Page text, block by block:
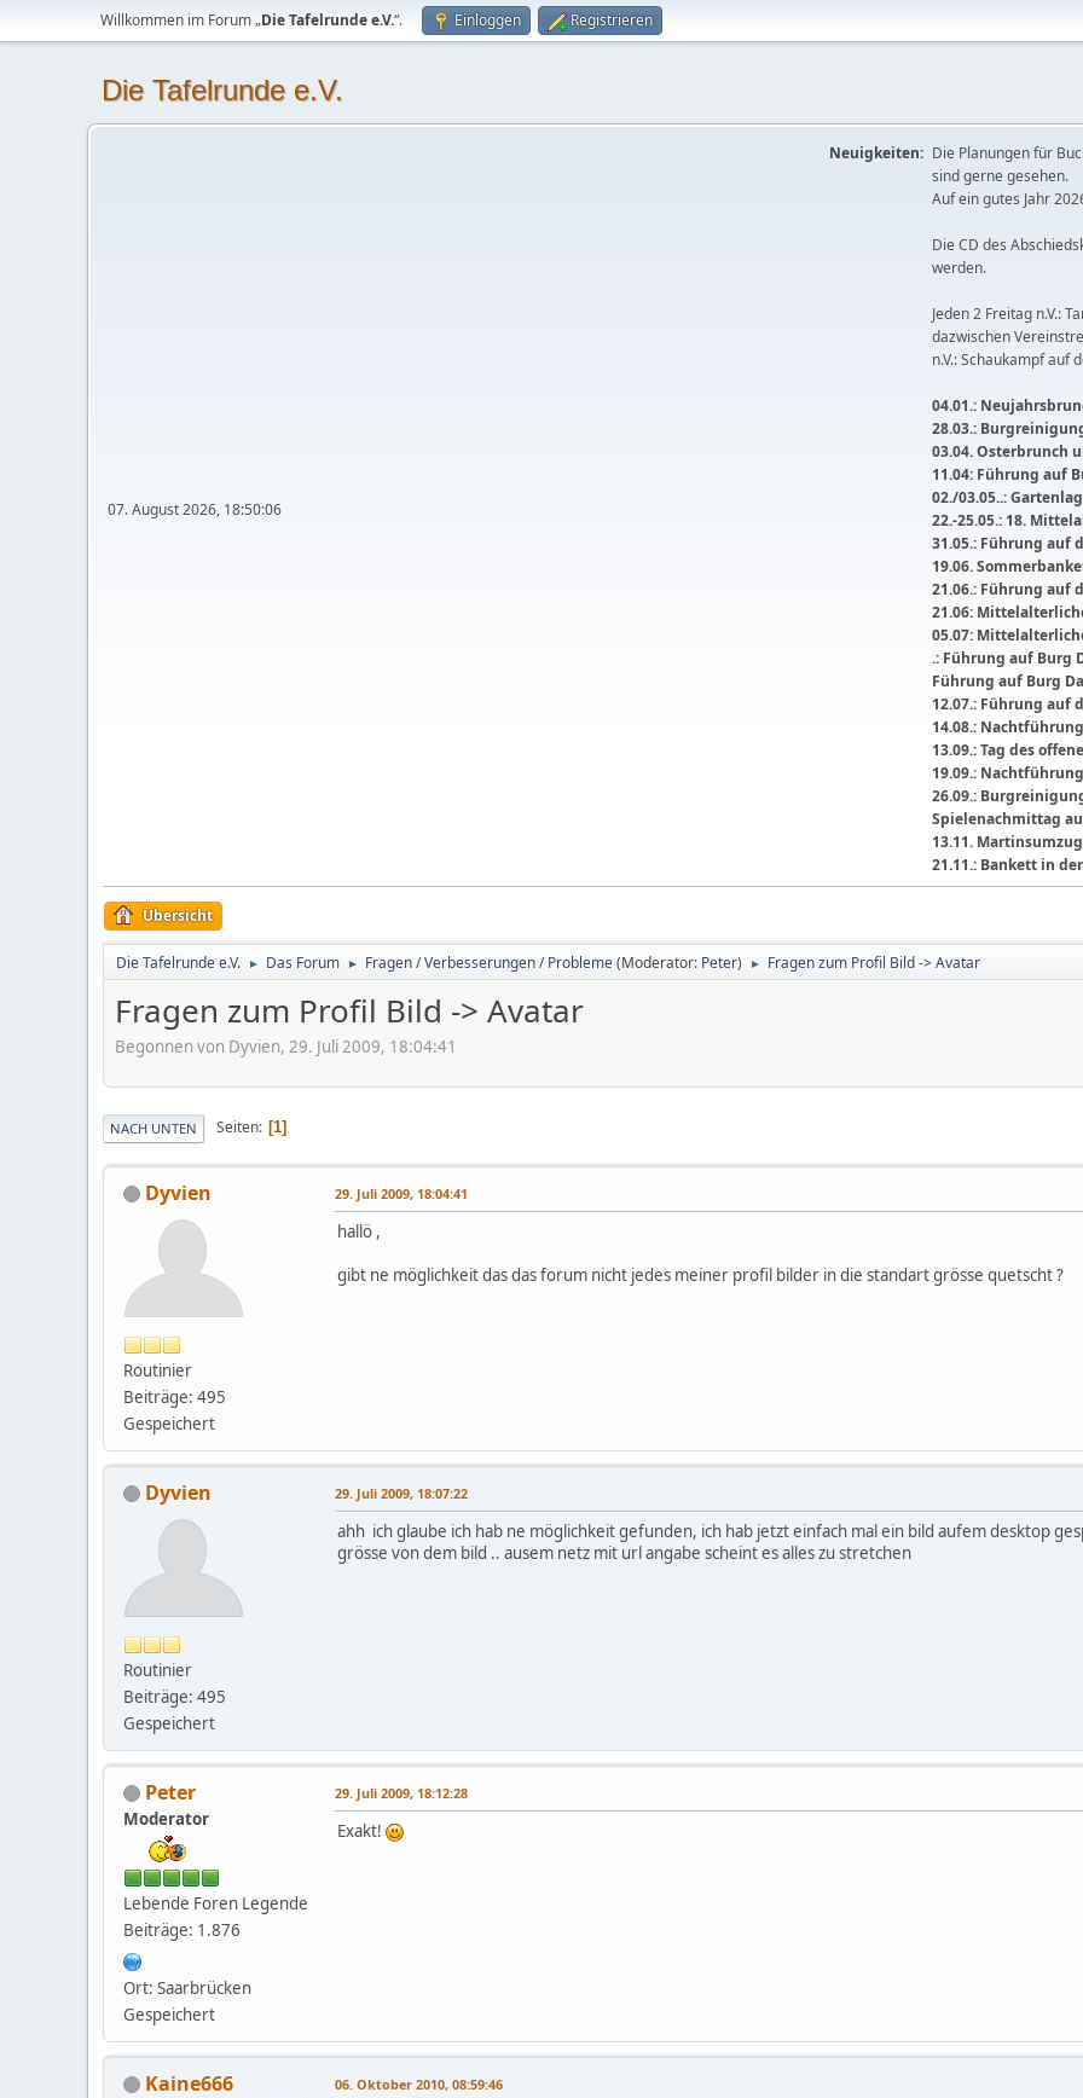
Willkommen im Forum „Die Tafelrunde e.V.“. Einloggen Registrieren
Die Tafelrunde e.V.
07. August 2026, 18:50:06
Neuigkeiten: Die Planungen für
sind gerne gesehen.
Auf ein gutes Jahr
Die CD des
werden.
Jeden 2 Freitag n.V.:
dazwischen
n.V.: Schaukampf auf
04.01.:
28.03.:
03.04. Osterbrunch
11.04: Führung auf
02./03.05..:
22.-25.05.: 18.
31.05.: Führung auf
19.06.
21.06.: Führung auf
21.06:
05.07:
.: Führung auf Burg
Führung auf Burg
12.07.: Führung auf
14.08.:
13.09.: Tag des
19.09.:
26.09.:
Spielenachmittag
13.11.
21.11.: Bankett in
Übersicht
Die Tafelrunde e.V. ► Das Forum ► Fragen / Verbesserungen / Probleme(Moderator: Peter) ► Fragen zum Profil Bild -> Avatar
Fragen zum Profil Bild -> Avatar
Begonnen von Dyvien, 29. Juli 2009, 18:04:41
NACH UNTEN Seiten 1
Dyvien
Routinier
Beiträge: 495
Gespeichert
29. Juli 2009, 18:04:41
hallö ,
gibt ne möglichkeit das das forum nicht jedes meiner profil bilder in die standart grösse quetscht ?
Dyvien
Routinier
Beiträge: 495
Gespeichert
29. Juli 2009, 18:07:22
ahh ich glaube ich hab ne möglichkeit gefunden, ich hab jetzt einfach mal ein bild aufem desktop
grösse von dem bild .. ausem netz mit url angabe scheint es alles zu stretchen
Peter
Moderator
Lebende Foren Legende
Beiträge: 1.876
Ort: Saarbrücken
Gespeichert
29. Juli 2009, 18:12:28
Exakt!
Kaine666 06. Oktober 2010, 08:59:46